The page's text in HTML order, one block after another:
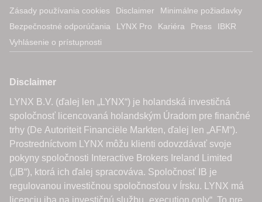
Zásady používania cookies
Disclaimer
Minimálne požiadavky
Bezpečnostné odporúčania
LYNX Pro Kariéra Press
IBKR
Vyhlásenie o prístupnosti